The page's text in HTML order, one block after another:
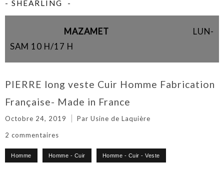
- SHEARLING -
MAZAMET LUN-
SAM 10 H/17 H
PIERRE long veste Cuir Homme Fabrication
Française- Made in France
Octobre 24, 2019 Par Usine de Laquière
2 commentaires